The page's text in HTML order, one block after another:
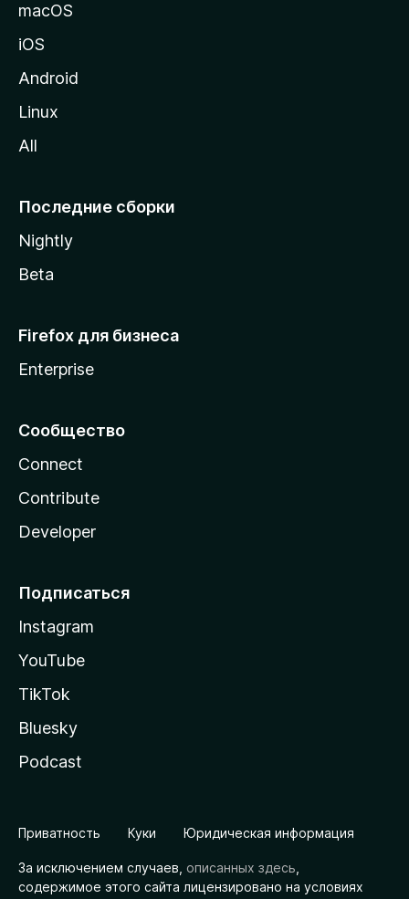
у
M
i
l
macOS
iOS
Android
Linux
All
Последние сборки
Nightly
Beta
Firefox для бизнеса
Enterprise
Сообщество
Connect
Contribute
Developer
Подписаться
Instagram
YouTube
TikTok
Bluesky
Podcast
Приватность Куки Юридическая информация
За исключением случаев, описанных здесь
содержимое этого сайта лицензировано на условиях